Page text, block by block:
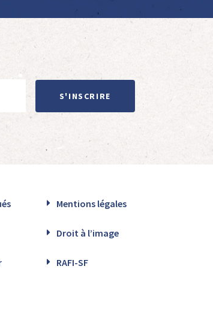
S'INSCRIRE
Mentions légales
Droit à l’image
RAFI-SF